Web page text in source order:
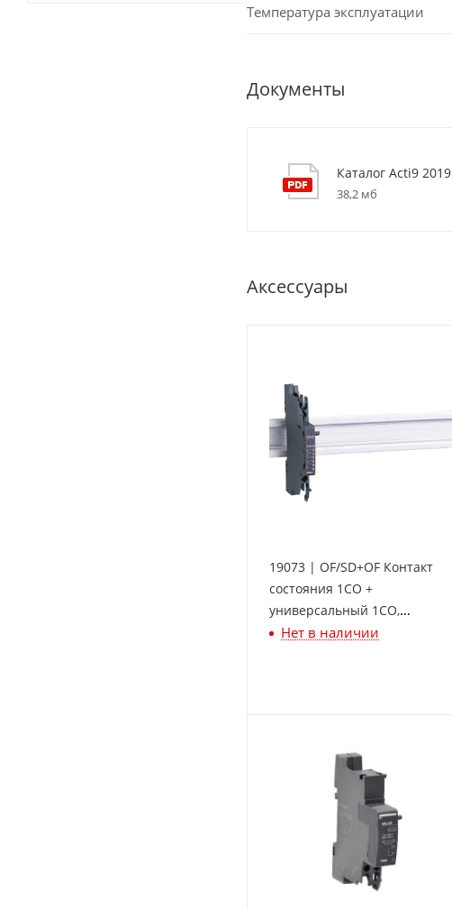
Температура эксплуатации
Документы
Каталог Acti9 2019
38,2 мб
Аксессуары
19073 | OF/SD+OF Контакт
состояния 1СО +
универсальный 1СО,
Schneider Electric
Нет в наличии